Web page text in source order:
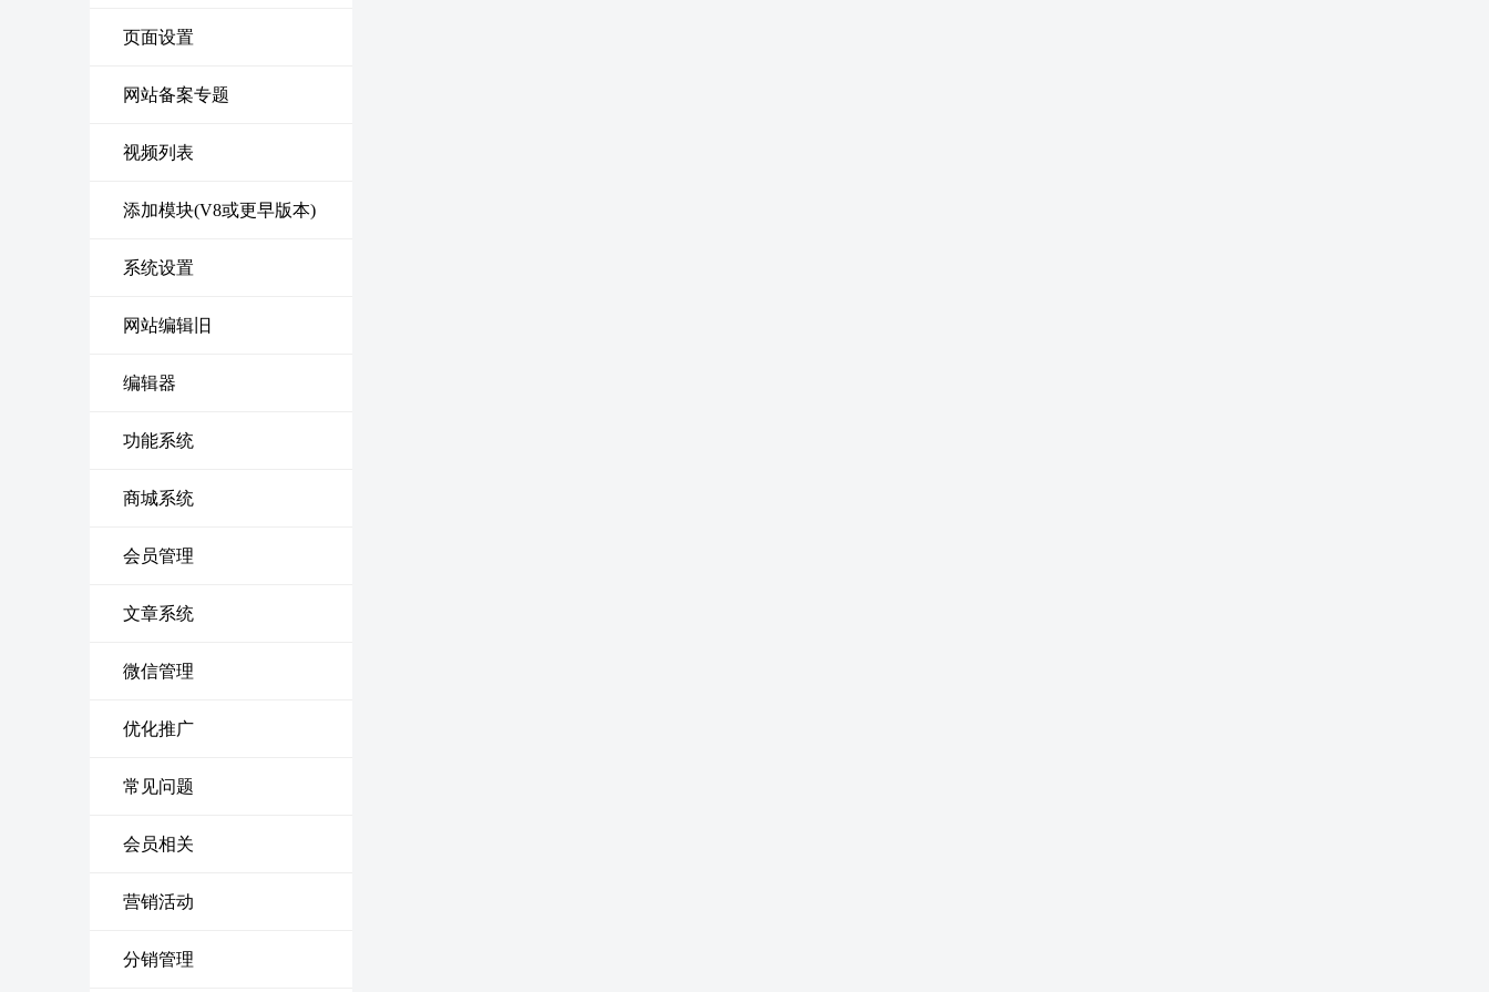
页面设置
网站备案专题
视频列表
添加模块(V8或更早版本)
系统设置
网站编辑旧
编辑器
功能系统
商城系统
会员管理
文章系统
微信管理
优化推广
常见问题
会员相关
营销活动
分销管理